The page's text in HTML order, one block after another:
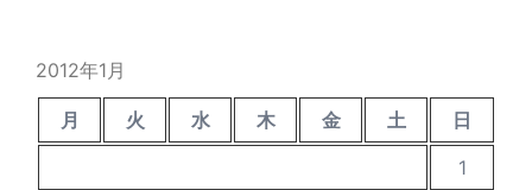
2012年1月
月 火 水 木 金 土
日
1